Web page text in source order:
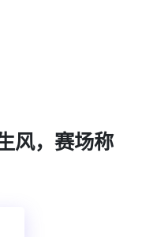
风，赛场称